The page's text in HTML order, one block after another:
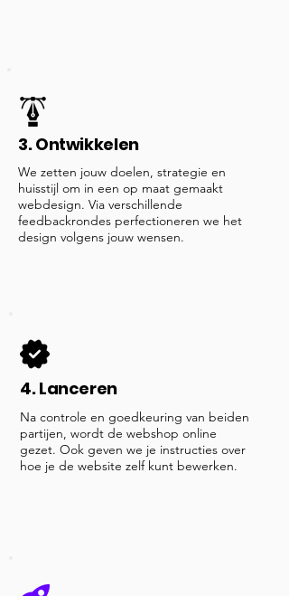
3. Ontwikkelen
We zetten jouw doelen, strategie en
huisstijl om in een op maat gemaakt
webdesign. Via verschillende
feedbackrondes perfectioneren we het
design volgens jouw wensen.
4. Lanceren
Na controle en goedkeuring van beiden
partijen, wordt de webshop online
gezet. Ook geven we je instructies over
hoe je de website zelf kunt bewerken.